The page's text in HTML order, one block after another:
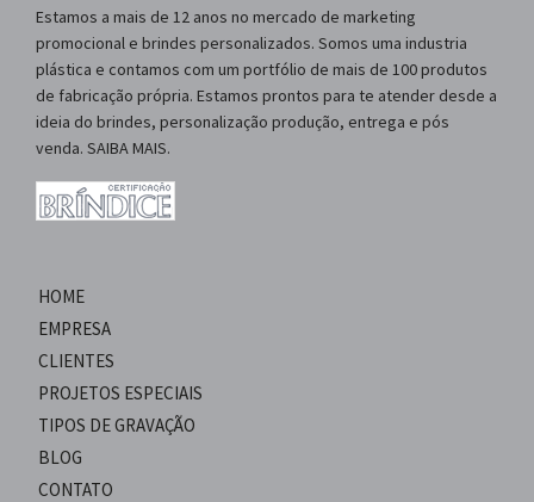
Estamos a mais de 12 anos no mercado de marketing
promocional e brindes personalizados. Somos uma industria
plástica e contamos com um portfólio de mais de 100 produtos
de fabricação própria. Estamos prontos para te atender desde a
ideia do brindes, personalização produção, entrega e pós
venda. SAIBA MAIS.
HOME
EMPRESA
CLIENTES
PROJETOS ESPECIAIS
TIPOS DE GRAVAÇÃO
BLOG
CONTATO